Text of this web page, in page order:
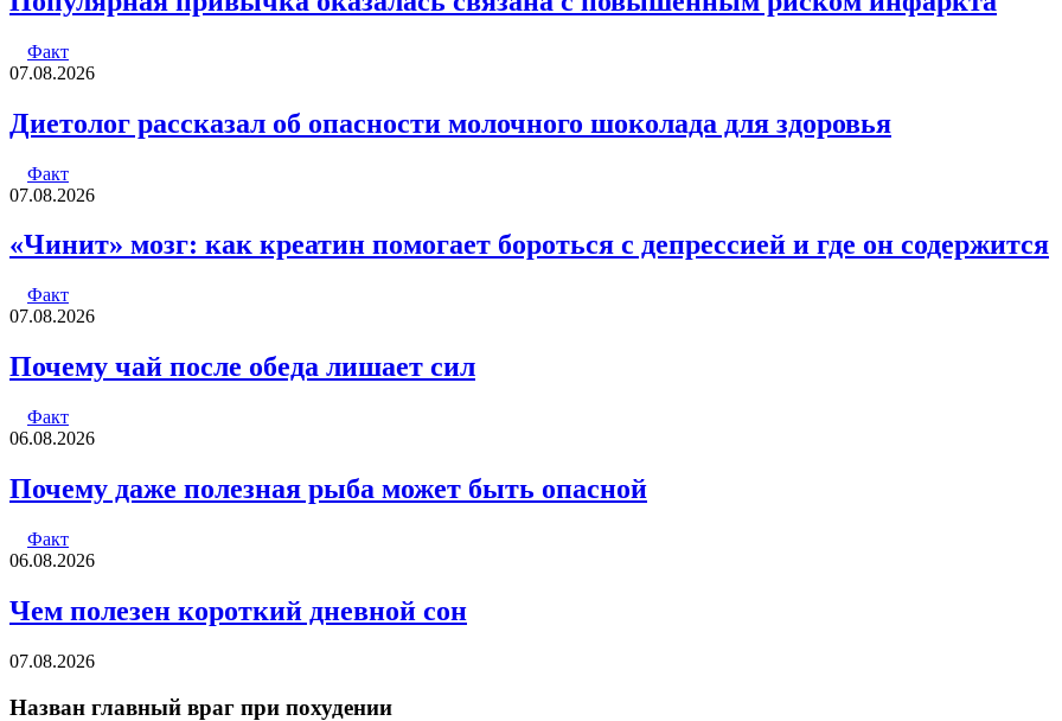
Факт
07.08.2026
Диетолог рассказал об опасности молочного шоколада для здоровья
Факт
07.08.2026
«Чинит» мозг: как креатин помогает бороться с депрессией и где он содержится
Факт
07.08.2026
Почему чай после обеда лишает сил
Факт
06.08.2026
Почему даже полезная рыба может быть опасной
Факт
06.08.2026
Чем полезен короткий дневной сон
07.08.2026
Назван главный враг при похудении